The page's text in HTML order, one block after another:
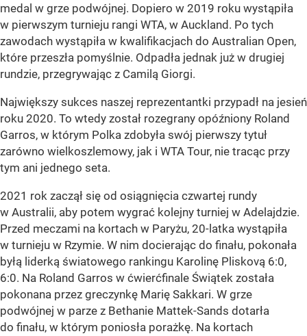
medal w grze podwójnej. Dopiero w 2019 roku wystąpiła
w pierwszym turnieju rangi WTA, w Auckland. Po tych
zawodach wystąpiła w kwalifikacjach do Australian Open,
które przeszła pomyślnie. Odpadła jednak już w drugiej
rundzie, przegrywając z Camilą Giorgi.
Największy sukces naszej reprezentantki przypadł na jesień
roku 2020. To wtedy został rozegrany opóźniony Roland
Garros, w którym Polka zdobyła swój pierwszy tytuł
zarówno wielkoszlemowy, jak i WTA Tour, nie tracąc przy
tym ani jednego seta.
2021 rok zaczął się od osiągnięcia czwartej rundy
w Australii, aby potem wygrać kolejny turniej w Adelajdzie.
Przed meczami na kortach w Paryżu, 20-latka wystąpiła
w turnieju w Rzymie. W nim docierając do finału, pokonała
byłą liderką światowego rankingu Karolinę Pliskovą 6:0,
6:0. Na Roland Garros w ćwierćfinale Świątek została
pokonana przez greczynkę Marię Sakkari. W grze
podwójnej w parze z Bethanie Mattek-Sands dotarła
do finału, w którym poniosła porażkę. Na kortach